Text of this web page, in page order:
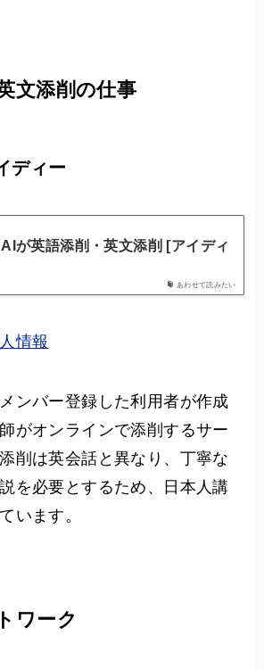
文添削の仕事
ディー
あわせて読みたい
が英語添削・英文添削 [アイディ
情報
ンバー登録した利用者が作成
がオンラインで添削するサー
削は英会話と異なり、丁寧な
を必要とするため、日本人講
います。
ワーク